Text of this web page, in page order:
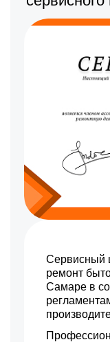
Перестановка / перенос
комнаты)
Сервисный
ремонт
Самаре в